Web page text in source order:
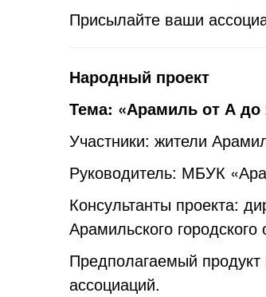
Присылайте ваши
Народный проект
Тема: «Арамиль от А до
Участники: жители
Руководитель: МБУК
Консультанты проекта:
Арамильского
Предполагаемый
ассоциаций.